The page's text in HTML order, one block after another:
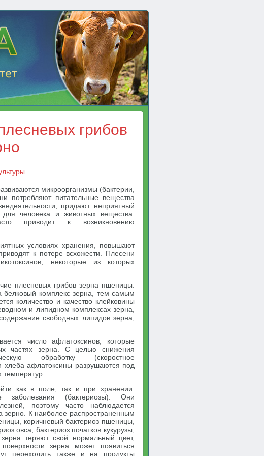
грибов
микроорганизмы (бактерии,
потребляют питательные вещества
придают неприятный
человека и животных вещества.
приводит к возникновению
условиях хранения, повышают
к потере всхожести. Плесени
некоторые из которых
плесневых грибов зерна пшеницы.
белковый комплекс зерна, тем самым
количество и качество клейковины
и липидном комплексах зерна,
свободных липидов зерна,
число афлатоксинов, которые
частях зерна. С целью снижения
обработку (скоростное
хлеба афлатоксины разрушаются под
как в поле, так и при хранении.
заболевания (бактериозы). Они
поэтому часто наблюдается
зерно. К наиболее распространенным
коричневый бактериоз пшеницы,
овса, бактериоз початков кукурузы,
теряют свой нормальный цвет,
зерна может появиться
переходить также и на продукты